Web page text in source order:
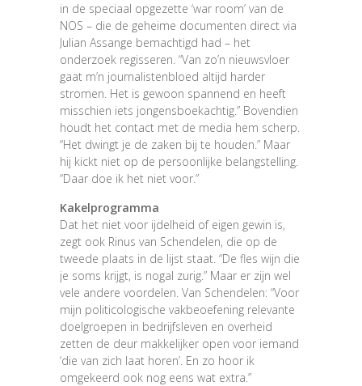
in de speciaal opgezette ‘war room’ van de
NOS – die de geheime documenten direct via
Julian Assange bemachtigd had – het
onderzoek regisseren. “Van zo’n nieuwsvloer
gaat m’n journalistenbloed altijd harder
stromen. Het is gewoon spannend en heeft
misschien iets jongensboekachtig.” Bovendien
houdt het contact met de media hem scherp.
“Het dwingt je de zaken bij te houden.” Maar
hij kickt niet op de persoonlijke belangstelling.
“Daar doe ik het niet voor.”
Kakelprogramma
Dat het niet voor ijdelheid of eigen gewin is,
zegt ook Rinus van Schendelen, die op de
tweede plaats in de lijst staat. “De fles wijn die
je soms krijgt, is nogal zurig.” Maar er zijn wel
vele andere voordelen. Van Schendelen: “Voor
mijn politicologische vakbeoefening relevante
doelgroepen in bedrijfsleven en overheid
zetten de deur makkelijker open voor iemand
‘die van zich laat horen’. En zo hoor ik
omgekeerd ook nog eens wat extra.”